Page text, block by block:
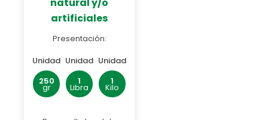
artificiales
Presentación:
Unidad
250
gr
Unidad
1
Libra
Unidad
1
Kilo